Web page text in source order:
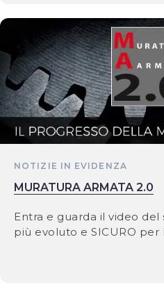
NOTIZIE IN EVIDENZA
MURATURA ARMATA 2.0
Entra e guarda il video
più evoluto e SICURO